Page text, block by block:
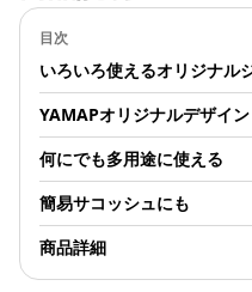
目次
いろいろ使えるオリジナル
YAMAPオリジナルデザイン
何にでも多用途に使える
簡易サコッシュにも
商品詳細